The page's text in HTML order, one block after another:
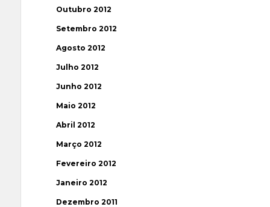
Outubro 2012
Setembro 2012
Agosto 2012
Julho 2012
Junho 2012
Maio 2012
Abril 2012
Março 2012
Fevereiro 2012
Janeiro 2012
Dezembro 2011